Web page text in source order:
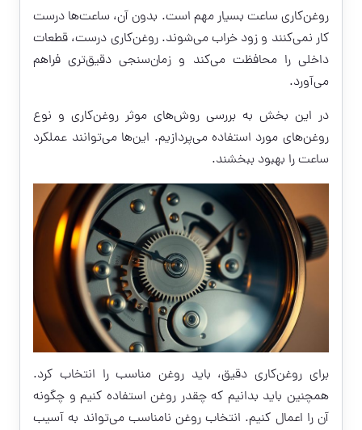
روغن‌کاری ساعت بسیار مهم است. بدون آن، ساعت‌ها درست
کار نمی‌کنند و زود خراب می‌شوند. روغن‌کاری درست، قطعات
داخلی را محافظت می‌کند و زمان‌سنجی دقیق‌تری فراهم
می‌آورد.
در این بخش به بررسی روش‌های موثر روغن‌کاری و نوع
روغن‌های مورد استفاده می‌پردازیم. این‌ها می‌توانند عملکرد
ساعت را بهبود ببخشند.
برای روغن‌کاری دقیق، باید روغن مناسب را انتخاب کرد.
همچنین باید بدانیم که چقدر روغن استفاده کنیم و چگونه
آن را اعمال کنیم. انتخاب روغن نامناسب می‌تواند به آسیب